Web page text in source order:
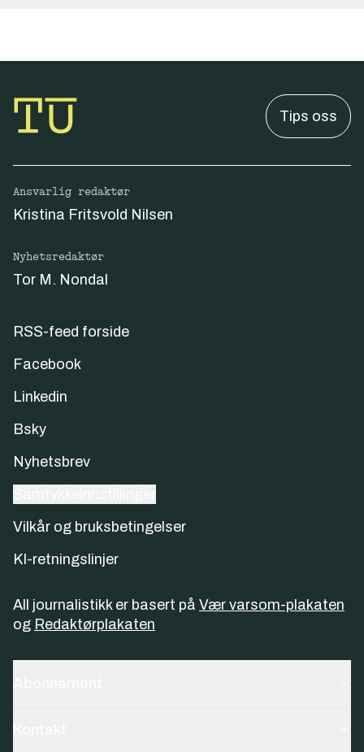
Tips oss
Ansvarlig redaktør
Kristina Fritsvold Nilsen
Nyhetsredaktør
Tor M. Nondal
RSS-feed forside
Facebook
Linkedin
Bsky
Nyhetsbrev
Vilkår og bruksbetingelser
KI-retningslinjer
All journalistikk er basert på Vær varsom-plakaten
og Redaktørplakaten